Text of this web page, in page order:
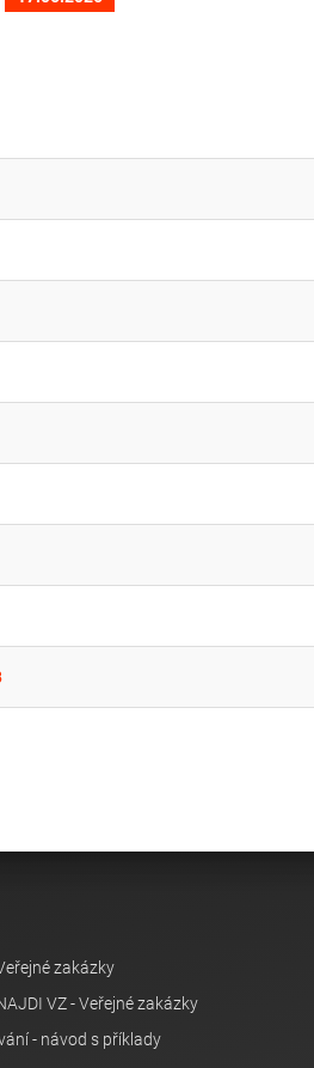
zakázky
VZ - Veřejné zakázky
- návod s příklady